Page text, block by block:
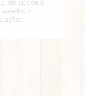
isto ajudou a
ajudou a